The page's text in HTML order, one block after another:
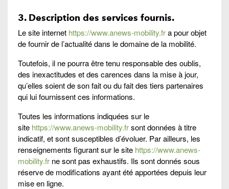
3. Description des services fournis.
Le site internet https://www.anews-mobility.fra pour objet
de fournir de l’actualité dans le domaine de la mobilité.
Toutefois, il ne pourra être tenu responsable des oublis,
des inexactitudes et des carences dans la mise à jour,
qu’elles soient de son fait ou du fait des tiers partenaires
qui lui fournissent ces informations.
Toutes les informations indiquées sur le
site https://www.anews-mobility.frsont données à titre
indicatif, et sont susceptibles d’évoluer. Par ailleurs, les
renseignements figurant sur le site https://www.anews-
mobility.fr ne sont pas exhaustifs. Ils sont donnés sous
réserve de modifications ayant été apportées depuis leur
mise en ligne.